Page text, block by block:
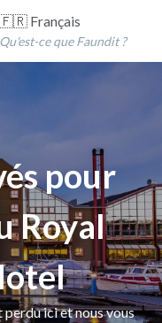
🇫🇷 Français
Qu'est-ce que Faundit ?
pour
Royal
ici et nous vous